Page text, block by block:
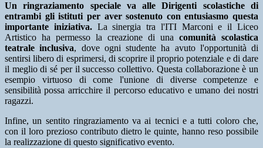
Un ringraziamento speciale va alle Dirigenti scolastiche di
entrambi gli istituti per aver sostenuto con entusiasmo questa
importante iniziativa.La sinergia tra l'ITI Marconi e il Liceo
Artistico ha permesso la creazione di una comunità scolastica
teatrale inclusiva, dove ogni studente ha avuto l'opportunità di
sentirsi libero di esprimersi, di scoprire il proprio potenziale e di dare
il meglio di sé per il successo collettivo. Questa collaborazione è un
esempio virtuoso di come l'unione di diverse competenze e
sensibilità possa arricchire il percorso educativo e umano dei nostri
ragazzi.
Infine, un sentito ringraziamento va ai tecnici e a tutti coloro che,
con il loro prezioso contributo dietro le quinte, hanno reso possibile
la realizzazione di questo significativo evento.